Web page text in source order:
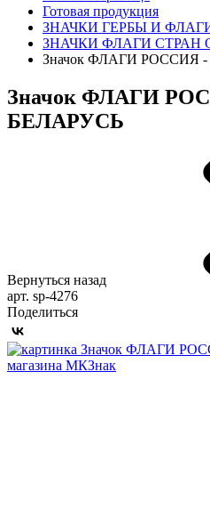
Готовая продукция
ЗНАЧКИ ГЕРБЫ И
ЗНАЧКИ ФЛАГИ СТРАН
Значок ФЛАГИ РОССИЯ
Значок ФЛАГИ
БЕЛАРУСЬ
Вернуться назад
арт. sp-4276
Поделиться